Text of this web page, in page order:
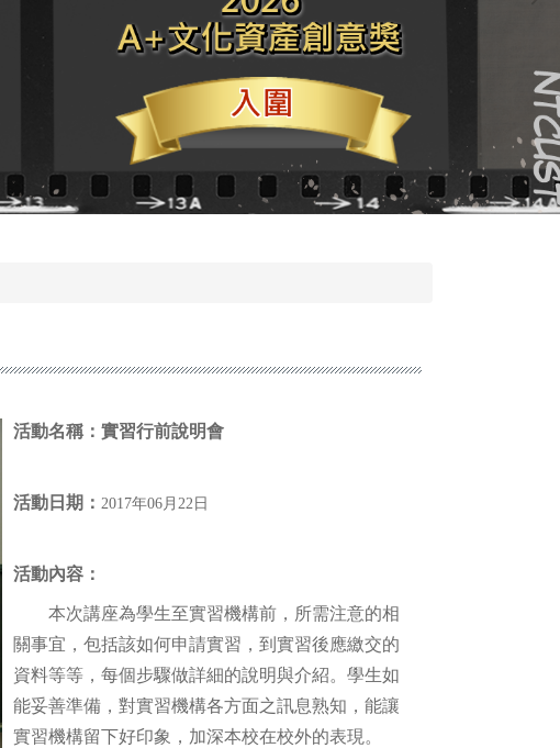
活動名稱： 實習行前說明會
活動日期： 2017年06月22日
活動內容：
本次講座為學生至實習機構前，所需注意的相
關事宜，包括該如何申請實習，到實習後應繳交的
資料等等，每個步驟做詳細的說明與介紹。學生如
能妥善準備，對實習機構各方面之訊息熟知，能讓
實習機構留下好印象，加深本校在校外的表現。